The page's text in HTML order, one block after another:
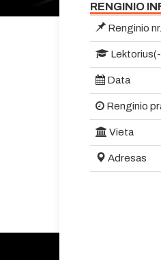
RENGINIO
Renginio nr.
Data
Renginio
Vieta
Adresas